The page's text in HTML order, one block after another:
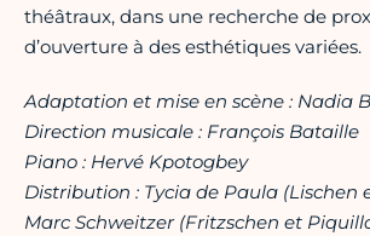
théâtraux, dans une recherche de
d’ouverture à des esthétiques variées.
Adaptation et mise en scène : Nadia
Direction musicale : François Bataille
Piano : Hervé Kpotogbey
Distribution : Tycia de Paula (Lischen
Marc Schweitzer (Fritzschen et